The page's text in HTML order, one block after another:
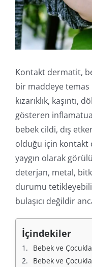
Kontakt dermatit,
bir maddeye
kızarıklık,
gösteren
bebek cildi, dış
olduğu için
yaygın olarak
deterjan, metal,
durumu
bulaşıcı değildir
İçindekiler
Bebek ve
Bebek ve